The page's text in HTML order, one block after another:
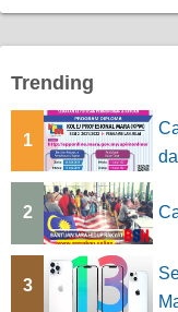
Trending
1
2
3